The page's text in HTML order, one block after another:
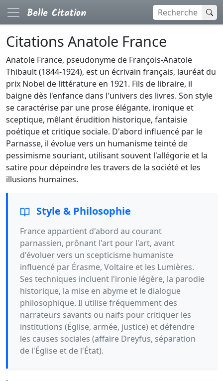
Citations Anatole France
Anatole France, pseudonyme de François-Anatole
Thibault (1844-1924), est un écrivain français, lauréat du
prix Nobel de littérature en 1921. Fils de libraire, il
baigne dès l'enfance dans l'univers des livres. Son style
se caractérise par une prose élégante, ironique et
sceptique, mêlant érudition historique, fantaisie
poétique et critique sociale. D'abord influencé par le
Parnasse, il évolue vers un humanisme teinté de
pessimisme souriant, utilisant souvent l'allégorie et la
satire pour dépeindre les travers de la société et les
illusions humaines.
Style & Philosophie
France appartient d'abord au courant
parnassien, prônant l'art pour l'art, avant
d'évoluer vers un scepticisme humaniste
influencé par Érasme, Voltaire et les Lumières.
Ses techniques incluent l'ironie légère, la parodie
historique, la mise en abyme et le dialogue
philosophique. Il utilise fréquemment des
narrateurs savants ou naïfs pour critiquer les
institutions (Église, armée, justice) et défendre
les causes sociales (affaire Dreyfus, séparation
de l'Église et de l'État).